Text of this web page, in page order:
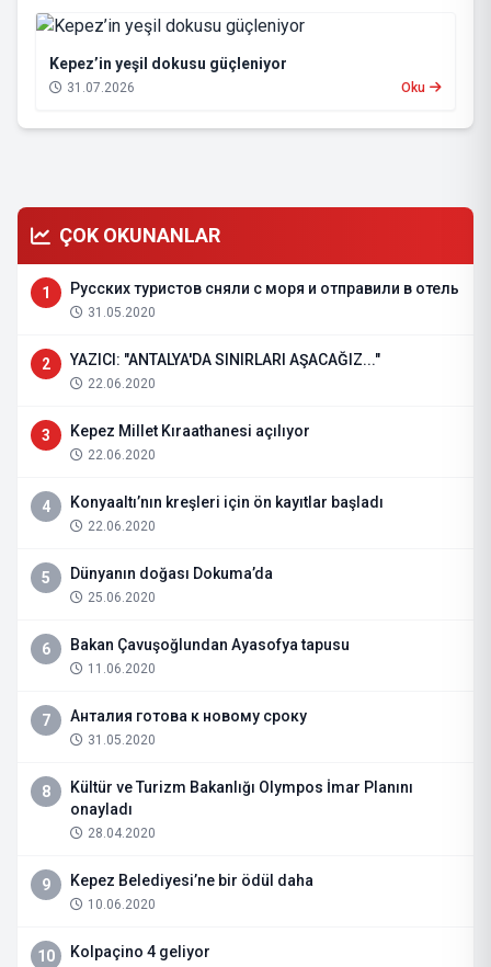
Kepez’in yeşil dokusu güçleniyor
31.07.2026 Oku
ÇOK OKUNANLAR
1 Русских туристов сняли с моря и отправили в отель
31.05.2020
2 YAZICI: "ANTALYA'DA SINIRLARI AŞACAĞIZ..."
22.06.2020
3 Kepez Millet Kıraathanesi açılıyor
22.06.2020
4 Konyaaltı’nın kreşleri için ön kayıtlar başladı
22.06.2020
5 Dünyanın doğası Dokuma’da
25.06.2020
6 Bakan Çavuşoğlundan Ayasofya tapusu
11.06.2020
7 Анталия готова к новому сроку
31.05.2020
8
Kültür ve Turizm Bakanlığı Olympos İmar Planını
onayladı
28.04.2020
9 Kepez Belediyesi’ne bir ödül daha
10.06.2020
10 Kolpaçino 4 geliyor